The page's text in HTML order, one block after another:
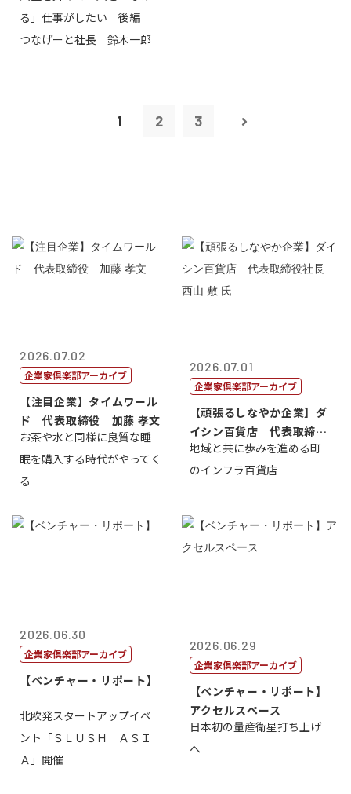
る」仕事がしたい 後編
つなげーと社長 鈴木一郎
1 2 3
2026.07.02
企業家倶楽部アーカイブ
【注目企業】タイムワール
ド 代表取締役 加藤 孝文
お茶や水と同様に良質な睡
眠を購入する時代がやってく
る
2026.07.01
企業家倶楽部アーカイブ
【頑張るしなやか企業】ダ
イシン百貨店 代表取締役
社長 西山 ...
地域と共に歩みを進める町
のインフラ百貨店
2026.06.30
企業家倶楽部アーカイブ
【ベンチャー・リポート】
北欧発スタートアップイベ
ント「ＳＬＵＳＨ ＡＳＩ
Ａ」開催
2026.06.29
企業家倶楽部アーカイブ
【ベンチャー・リポート】
アクセルスペース
日本初の量産衛星打ち上げ
へ